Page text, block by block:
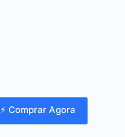
⚡ Comprar Agora